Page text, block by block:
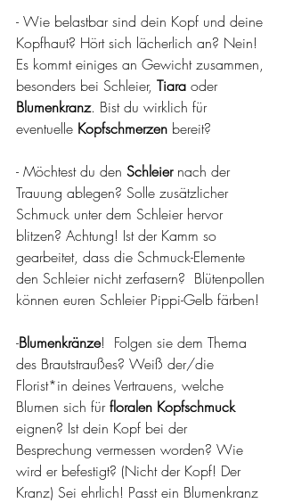
- Wie belastbar sind dein Kopf und deine
Kopfhaut? Hört sich lächerlich an? Nein!
Es kommt einiges an Gewicht zusammen,
besonders bei Schleier, Tiara oder
Blumenkranz. Bist du wirklich für
eventuelle Kopfschmerzen bereit?
- Möchtest du den Schleier nach der
Trauung ablegen? Solle zusätzlicher
Schmuck unter dem Schleier hervor
blitzen? Achtung! Ist der Kamm so
gearbeitet, dass die Schmuck-Elemente
den Schleier nicht zerfasern?  Blütenpollen
können euren Schleier Pippi-Gelb färben!
-Blumenkränze!  Folgen sie dem Thema
des Brautstraußes? Weiß der/die
Florist*in deines Vertrauens, welche
Blumen sich für floralen Kopfschmuck
eignen? Ist dein Kopf bei der
Besprechung vermessen worden? Wie
wird er befestigt? (Nicht der Kopf! Der
Kranz) Sei ehrlich! Passt ein Blumenkranz